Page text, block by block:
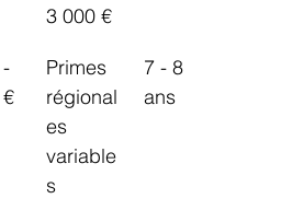
3 000 €
Primes
régional
es
variable
s
7 - 8
ans